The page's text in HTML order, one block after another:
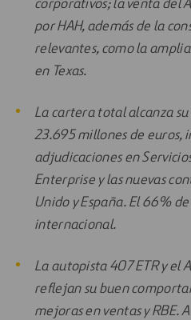
corporativos; la venta del
por HAH, además de la
relevantes, como la
en Texas.
La cartera total alcanza
23.695 millones de euros,
adjudicaciones en
Enterprise y las nuevas
Unido y España. El 66%
internacional.
La autopista 407 ETR y el
reflejan su buen
mejoras en ventas y RBE.